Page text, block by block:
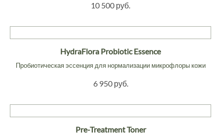
10 500 руб.
HydraFlora Probiotic Essence
Пробиотическая эссенция для нормализации микрофлоры кожи
6 950 руб.
Pre-Treatment Toner